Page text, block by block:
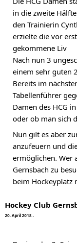
in die zweite
den Trainierin
erzielte die vor
gekommene Liv
Nach nun 3
einem sehr guten
Bereits im
Tabellenführer
Damen des HCG
oder ob man sich
Nun gilt es aber
anzufeuern und
ermöglichen. Wer
Gernsbach zu
beim Hockeyplatz
Hockey Club
20 April2018·